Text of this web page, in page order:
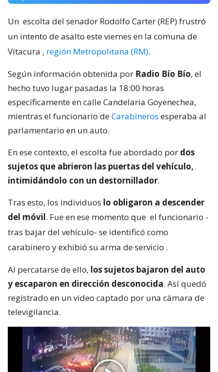
Un escolta del senador Rodolfo Carter (REP) frustró
un intento de asalto este viernes en la comuna de
Vitacura , región Metropolitana (RM).
Según información obtenida por Radio Bío Bío, el
hecho tuvo lugar pasadas la 18:00 horas
específicamente en calle Candelaria Goyenechea,
mientras el funcionario deCarabineros esperaba al
parlamentario en un auto.
En ese contexto, el escolta fue abordado por dos
sujetos que abrieron las puertas del vehículo,
intimidándolo con un destornillador.
Tras esto, los individuos lo obligaron a descender
del móvil. Fue en ese momento que el funcionario -
tras bajar del vehículo- se identificó como
carabinero y exhibió su arma de servicio .
Al percatarse de ello, los sujetos bajaron del auto
y escaparon en dirección desconocida. Así quedó
registrado en un video captado por una cámara de
televigilancia.